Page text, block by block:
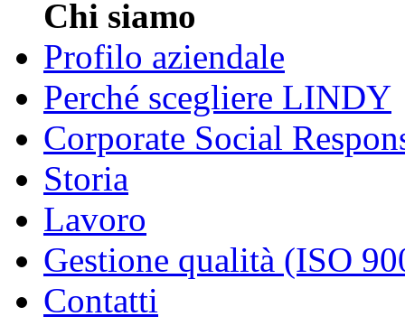
Chi siamo
Profilo aziendale
Perché scegliere LINDY
Corporate Social
Storia
Lavoro
Gestione qualità (ISO
Contatti